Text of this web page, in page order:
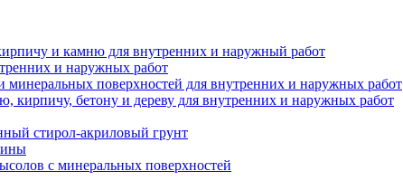
и камню для внутренних и наружный работ
и наружных работ
минеральных поверхностей для внутренних и наружных работ
кирпичу, бетону и дереву для внутренних и наружных работ
стирол-акриловый грунт
с минеральных поверхностей